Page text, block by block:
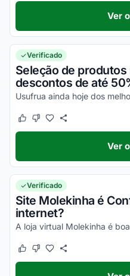
Ver
Verificado
Seleção de
descontos de até
Este cupom funcionou
Este cupom não funcionou
Ver
Verificado
Site Molekinha é
internet?
Este cupom funcionou
Este cupom não funcionou